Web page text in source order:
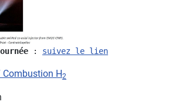
: suivez le lien
H2